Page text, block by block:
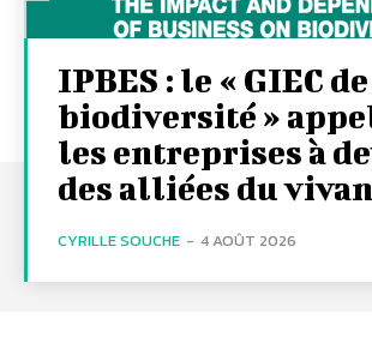
IPBES : le « GIEC
biodiversité »
les entreprises à
des alliées du
CYRILLE SOUCHE - 4 AOÛT 2026